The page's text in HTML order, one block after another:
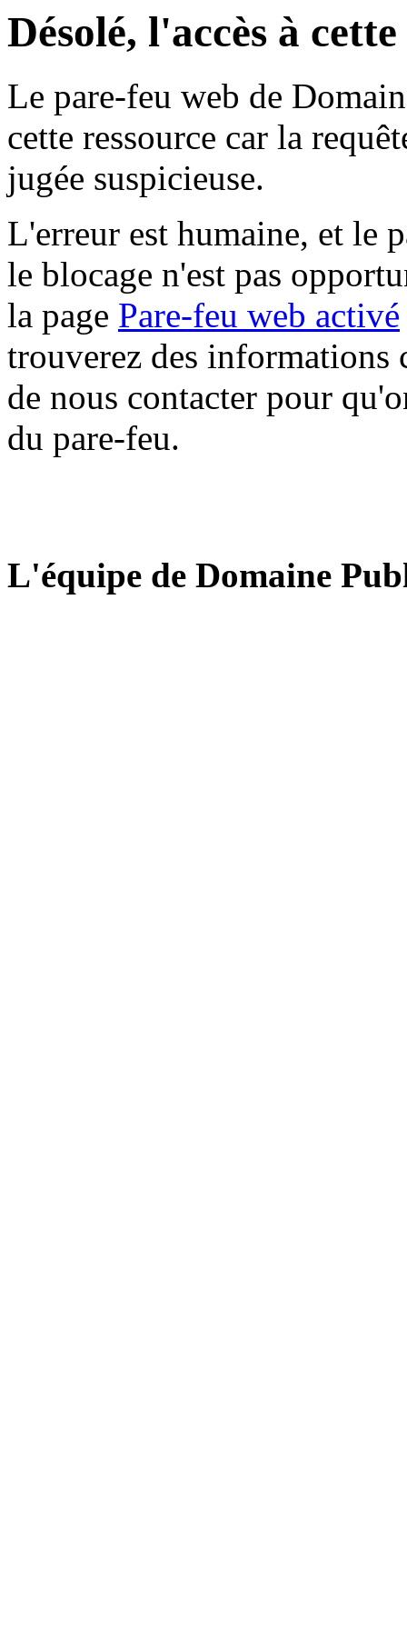
Désolé, l'accès à
Le pare-feu web de
cette ressource car la
jugée suspicieuse.
L'erreur est humaine, et le
le blocage n'est pas
la page Pare-feu web activé
trouverez des informations
de nous contacter pour
du pare-feu.
L'équipe de Domaine